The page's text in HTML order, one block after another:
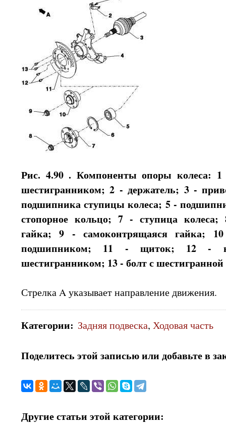
Рис. 4.90 . Компоненты опоры колеса:
шестигранником; 2 - держатель; 3 -
подшипника ступицы колеса; 5 -
стопорное кольцо; 7 - ступица
гайка; 9 - самоконтрящаяся гайка;
подшипником; 11 - щиток; 12 -
шестигранником; 13 - болт с шестигранной
Стрелка A указывает направление движения.
Категории: Задняя подвеска, Ходовая часть
Поделитесь этой записью или добавьте в
Другие статьи этой категории: